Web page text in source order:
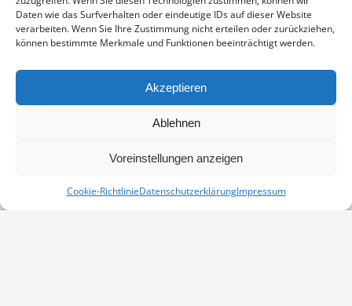
Daten wie das Surfverhalten oder eindeutige IDs auf dieser Website
verarbeiten. Wenn Sie Ihre Zustimmung nicht erteilen oder zurückziehen,
können bestimmte Merkmale und Funktionen beeinträchtigt werden.
Akzeptieren
Ablehnen
Voreinstellungen anzeigen
Cookie-RichtlinieDatenschutzerklärungImpressum
Linum, 16833 Deutschland Google-Karte anzeigen
Telefon
03392250500
Veranstaltungsort-Website anzeigen
fotografische Reise durch Europa
fotografische Reise durch Europa